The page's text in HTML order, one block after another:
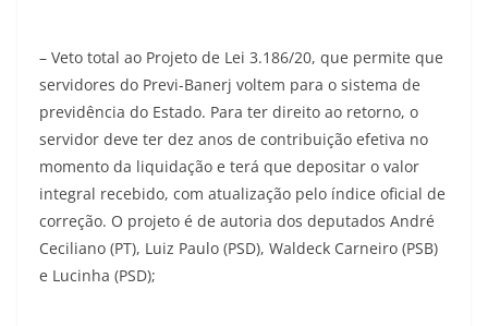
– Veto total ao Projeto de Lei 3.186/20, que permite que
servidores do Previ-Banerj voltem para o sistema de
previdência do Estado. Para ter direito ao retorno, o
servidor deve ter dez anos de contribuição efetiva no
momento da liquidação e terá que depositar o valor
integral recebido, com atualização pelo índice oficial de
correção. O projeto é de autoria dos deputados André
Ceciliano (PT), Luiz Paulo (PSD), Waldeck Carneiro (PSB)
e Lucinha (PSD);